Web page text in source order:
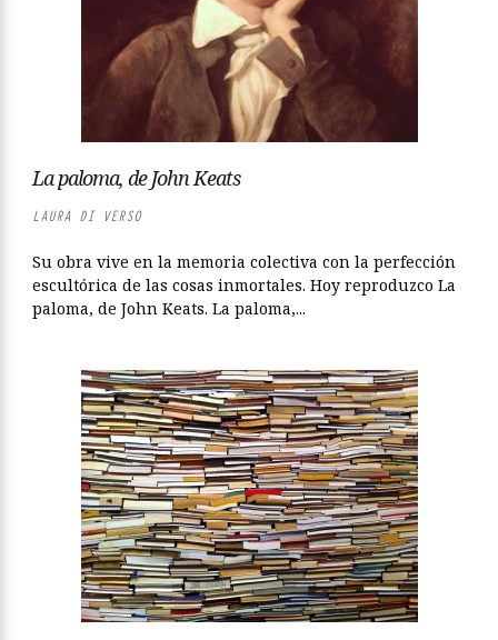
La paloma, de John Keats
LAURA DI VERSO
Su obra vive en la memoria colectiva con la perfección
escultórica de las cosas inmortales. Hoy reproduzco La
paloma, de John Keats. La paloma,...